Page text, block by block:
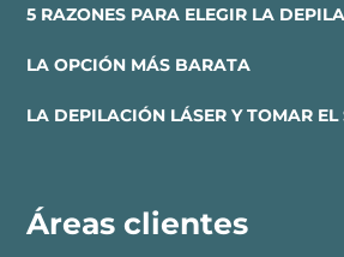
5 RAZONES PARA ELEGIR LA
LA OPCIÓN MÁS BARATA
LA DEPILACIÓN LÁSER Y TOMAR EL
Áreas clientes